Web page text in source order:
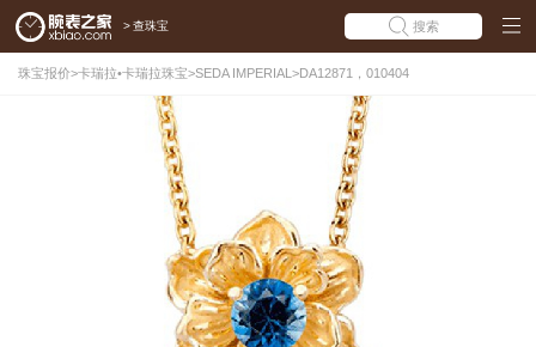
> 查珠宝 搜索
珠宝报价>卡瑞拉•卡瑞拉珠宝>SEDA IMPERIAL >DA12871，010404